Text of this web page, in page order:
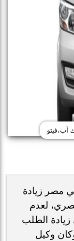
أب،فيتو
مصر زيادة
لعدم
زيادة الطلب
وكيل